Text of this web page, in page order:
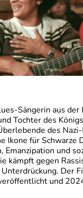
Sängerin aus der
Tochter des
des
Ikone für Schwarze
Emanzipation und
kämpft gegen
Unterdrückung. Der
und